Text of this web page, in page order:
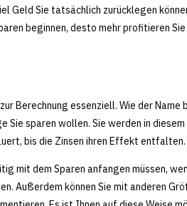
Geld Sie tatsächlich zurücklegen
beginnen, desto mehr profitieren Sie
Berechnung essenziell. Wie der Name
Sie sparen wollen. Sie werden in diesem
bis die Zinsen ihren Effekt entfalten.
mit dem Sparen anfangen müssen,
Außerdem können Sie mit anderen